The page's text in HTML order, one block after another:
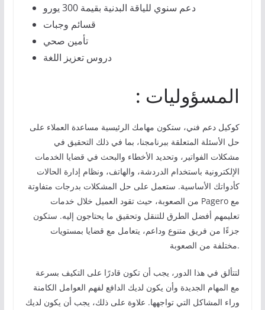
دعم سنوي للياقة البدنية بقيمة 300 يورو
قسائم وجبات
تأمين صحي
دروس تعزيز اللغة
: المسؤوليات
كوكيل دعم فني، ستكون مهامك الرئيسية مساعدة العملاء على
حل الأسئلة المتعلقة ببرنامجنا، بما في ذلك التحقيق في
مشكلات الفواتير، وتحديد الأخطاء والبحث في قضايا الخدمات
الإلكترونية باستخدام الدردشة، والهاتف، ونظام إدارة الحالات
كأدواتك الأساسية. ستعمل على حل المشكلات بدرجات متفاوتة
من الصعوبة، حيث تقود العميل خلال خدمات Pagero مع
تعليمهم أفضل الطرق للتنقل وتحقيق ما يحتاجون إليه. ستكون
جزءًا من فريق متنوع وداعم، يتعامل مع قضايا بمستويات
مختلفة من الصعوبة.
لتتألق في هذا الدور، يجب أن تكون قادرًا على التكيف بسرعة
مع المهام الجديدة وأن يكون لديك الدافع لفهم العوامل الكامنة
وراء المشاكل التي تواجهها. علاوة على ذلك، يجب أن يكون لديك